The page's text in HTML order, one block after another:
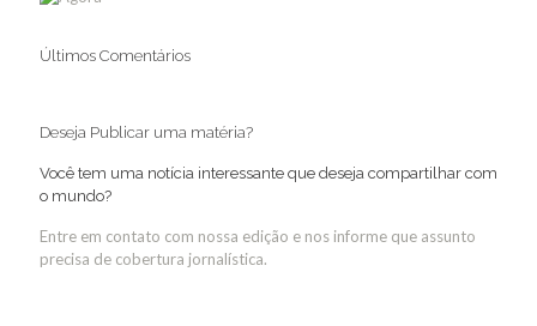
Últimos Comentários
Deseja Publicar uma matéria?
Você tem uma notícia interessante que deseja compartilhar com
o mundo?
Entre em contato com nossa edição e nos informe que assunto
precisa de cobertura jornalística.